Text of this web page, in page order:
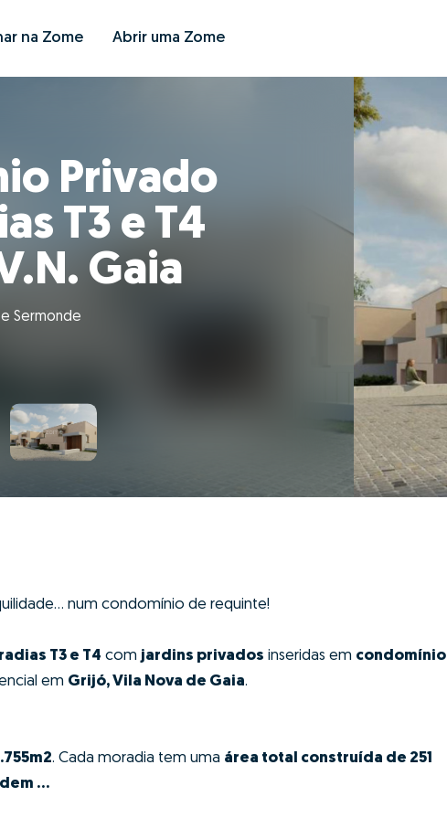
na Zome Abrir uma Zome
Privado
T3 e T4
Gaia
Sermonde
num condomínio de requinte!
T3 e T4 com jardins privados inseridas em condomínio
em Grijó, Vila Nova de Gaia.
. Cada moradia tem uma área total construída de 251
...